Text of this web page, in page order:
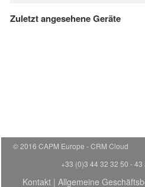
Zuletzt angesehene Geräte
© 2016 CAPM Europe
CRM Cloud
+33 (0)3 44 32 32 50 -
Kontakt | Allgemeine